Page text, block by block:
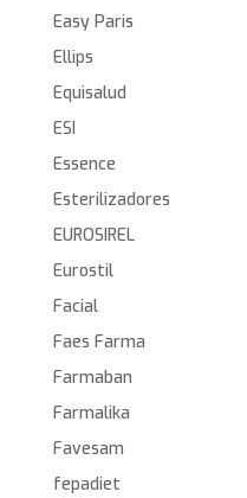
Easy Paris
Ellips
Equisalud
ESI
Essence
Esterilizadores
EUROSIREL
Eurostil
Facial
Faes Farma
Farmaban
Farmalika
Favesam
fepadiet